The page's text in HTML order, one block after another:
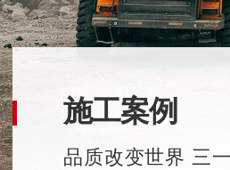
施工案例
品质改变世界 三